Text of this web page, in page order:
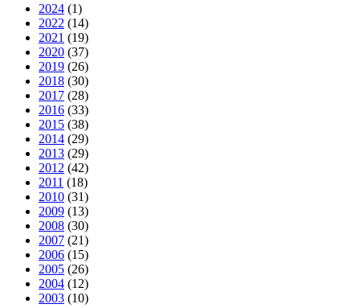
2024 (1)
2022 (14)
2021 (19)
2020 (37)
2019 (26)
2018 (30)
2017 (28)
2016 (33)
2015 (38)
2014 (29)
2013 (29)
2012 (42)
2011 (18)
2010 (31)
2009 (13)
2008 (30)
2007 (21)
2006 (15)
2005 (26)
2004 (12)
2003 (10)